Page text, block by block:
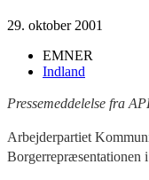
29. oktober 2001
EMNER
Indland
Pressemeddelelse fra
Arbejderpartiet
Borgerrepræsentationen